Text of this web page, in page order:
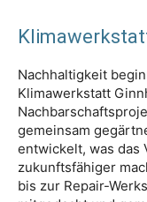
Nachhaltigkeit
Klimawerkstatt
gemeinsam
entwickelt, was das
zukunftsfähiger
bis zur Repair-